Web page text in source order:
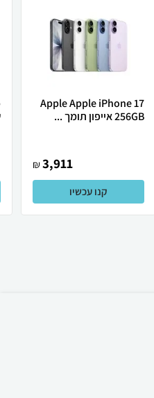
Apple Apple iPhone 17
256GB אייפון תומך ...
3,911
₪
קנו עכשיו